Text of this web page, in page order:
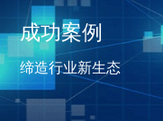
成功案例
缔造行业新生态